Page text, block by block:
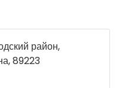
район,
89223